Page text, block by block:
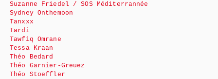
Suzanne Friedel / SOS Méditerrannée
Sydney Onthemoon
Tanxxx
Tardi
Tawfiq Omrane
Tessa Kraan
Théo Bedard
Théo Garnier-Greuez
Théo Stoeffler